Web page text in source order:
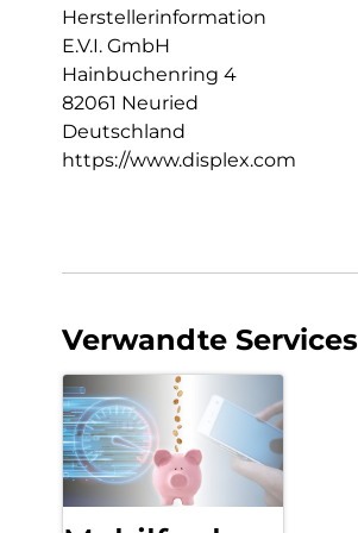
Herstellerinformation
E.V.I. GmbH
Hainbuchenring 4
82061 Neuried
Deutschland
https://www.displex.com
Verwandte Services